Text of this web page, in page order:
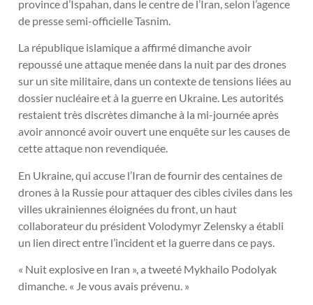
province d’Ispahan, dans le centre de l’Iran, selon l’agence
de presse semi-officielle Tasnim.
La république islamique a affirmé dimanche avoir
repoussé une attaque menée dans la nuit par des drones
sur un site militaire, dans un contexte de tensions liées au
dossier nucléaire et à la guerre en Ukraine. Les autorités
restaient très discrètes dimanche à la mi-journée après
avoir annoncé avoir ouvert une enquête sur les causes de
cette attaque non revendiquée.
En Ukraine, qui accuse l’Iran de fournir des centaines de
drones à la Russie pour attaquer des cibles civiles dans les
villes ukrainiennes éloignées du front, un haut
collaborateur du président Volodymyr Zelensky a établi
un lien direct entre l’incident et la guerre dans ce pays.
« Nuit explosive en Iran », a tweeté Mykhailo Podolyak
dimanche. « Je vous avais prévenu. »